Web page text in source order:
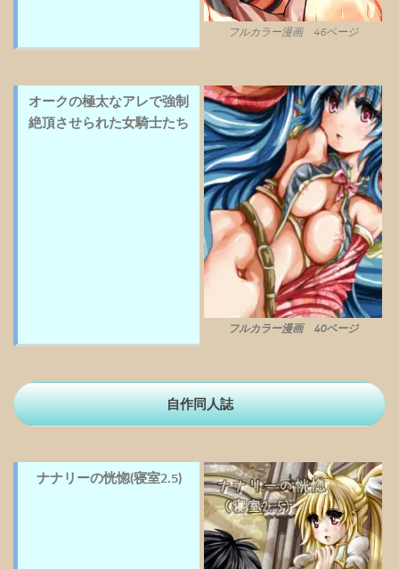
フルカラー漫画 46ページ
オークの極太なアレで強制
絶頂させられた女騎士たち
フルカラー漫画 40ページ
自作同人誌
ナナリーの恍惚(寝室2.5)